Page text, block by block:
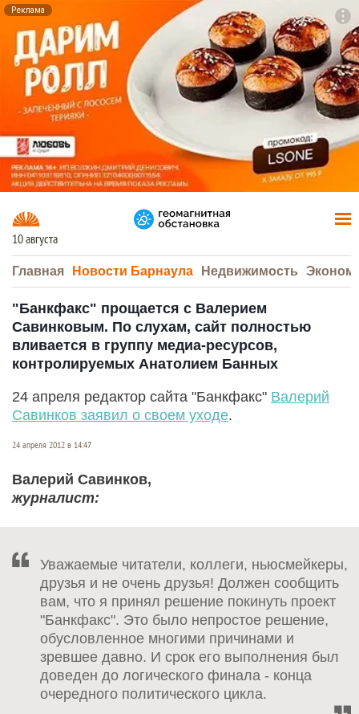
Реклама
10 августа
Главная Новости Барнаула Недвижимость
"Банкфакс" прощается с Валерием
Савинковым. По слухам, сайт полностью
вливается в группу медиа-ресурсов,
контролируемых Анатолием Банных
24 апреля редактор сайта "Банкфакс" Валерий
Савинков заявил о своем уходе.
24 апреля 2012 в 14:47
Валерий Савинков,
журналист:
Уважаемые читатели, коллеги, ньюсмейкеры,
друзья и не очень друзья! Должен сообщить
вам, что я принял решение покинуть проект
"Банкфакс". Это было непростое решение,
обусловленное многими причинами и
зревшее давно. И срок его выполнения был
доведен до логического финала - конца
очередного политического цикла.